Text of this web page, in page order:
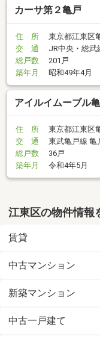
カーサ第２亀戸
住 所
東京都江東区
交 通
JR中央・総武
総戸数
201戸
築年月
昭和49年4月
アイルイムーブル
住 所
東京都江東区
交 通
東武亀戸線 亀
総戸数
36戸
築年月
令和4年5月
江東区の物件情報
賃貸
中古マンション
新築マンション
中古一戸建て